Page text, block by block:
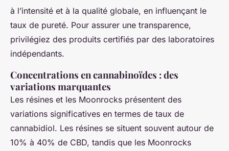
à l’intensité et à la qualité globale, en influençant le
taux de pureté. Pour assurer une transparence,
privilégiez des produits certifiés par des laboratoires
indépendants.
Concentrations en cannabinoïdes : des
variations marquantes
Les résines et les Moonrocks présentent des
variations significatives en termes de taux de
cannabidiol. Les résines se situent souvent autour de
10% à 40% de CBD, tandis que les Moonrocks